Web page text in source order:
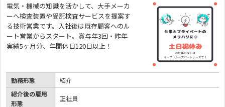
電気・機械の知識を活かして、大手メーカ
ーへ検査装置や受託検査サービスを提案す
る技術営業です。入社後は既存顧客へのル
ート営業からスタート。賞与年3回・昨年
実績5ヶ月分、年間休日120日以上！
勤務形態
紹介
紹介後の雇用
形態
正社員